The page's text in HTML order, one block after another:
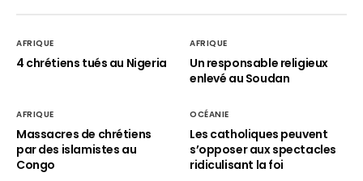
AFRIQUE
4 chrétiens tués au Nigeria
AFRIQUE
Un responsable religieux
enlevé au Soudan
AFRIQUE
Massacres de chrétiens
par des islamistes au
Congo
OCÉANIE
Les catholiques peuvent
s’opposer aux spectacles
ridiculisant la foi